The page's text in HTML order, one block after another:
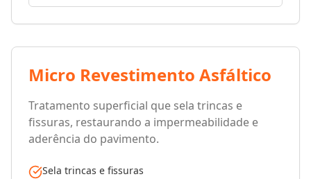
Micro Revestimento Asfáltico
Tratamento superficial que sela trincas e
fissuras, restaurando a impermeabilidade e
aderência do pavimento.
Sela trincas e fissuras